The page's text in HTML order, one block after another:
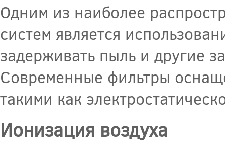
Одним из наиболее
систем является
задерживать пыль и другие
Современные фильтры
такими как
Ионизация воздуха